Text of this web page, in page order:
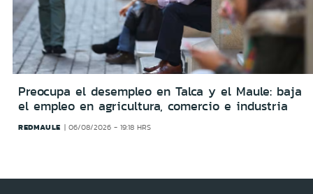
Preocupa el desempleo en Talca y el Maule: baja
el empleo en agricultura, comercio e industria
REDMAULE 06/08/2026 - 19:18 HRS